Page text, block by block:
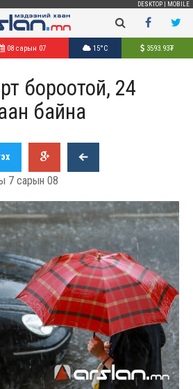
DESKTOP MOBILE
08 сарын 07 15°C 3593.93₮
бороотой, 24
байна
7 сарын 08